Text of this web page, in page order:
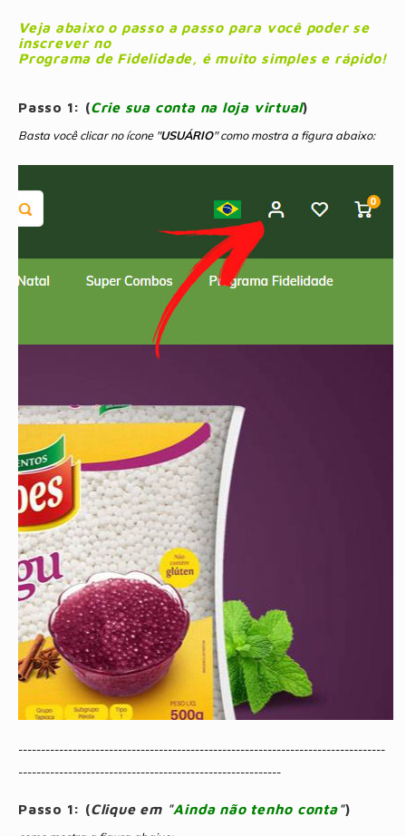
Goiabadas e Cia
Misturas
Unitários
Farinhas de Trigo
Farofas
Oleos e Azeites
Massas Instantâneas
Veja abaixo o passo a passo para você poder se
inscrever no
Programa de Fidelidade, é muito simples e rápido!
Passo 1: (Crie sua conta na loja virtual)
Basta você clicar no ícone "USUÁRIO" como mostra a figura abaixo:
---------------------------------------------------------------------------------
----------------------------------------------------------
Passo 1: (Clique em "Ainda não tenho conta")